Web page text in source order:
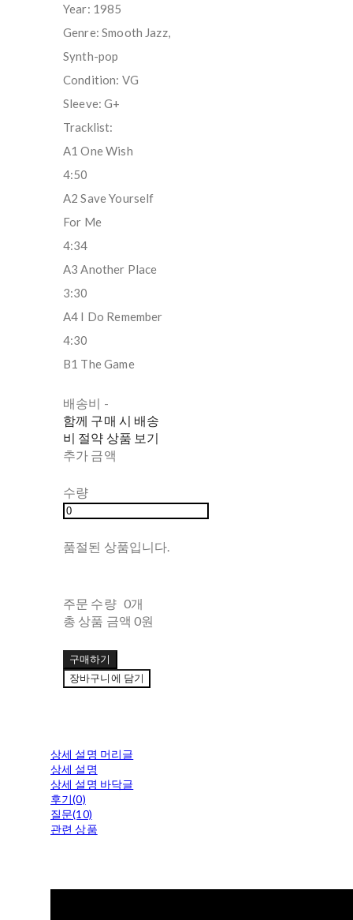
Year: 1985
Genre: Smooth Jazz,
Synth-pop
Condition: VG
Sleeve: G+
Tracklist:
A1 One Wish
4:50
A2 Save Yourself
For Me
4:34
A3 Another Place
3:30
A4 I Do Remember
4:30
B1 The Game
배송비 -
함께 구매 시 배송
비 절약 상품 보기
추가 금액
수량
품절된 상품입니다.
주문 수량 0개
총 상품 금액 0원
구매하기
장바구니에 담기
상세 설명 머리글
상세 설명
상세 설명 바닥글
후기(0)
질문(10)
관련 상품